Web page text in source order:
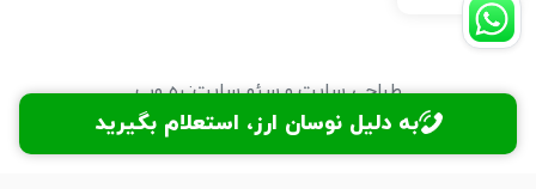
طراحی سایتوسئو سایت:ره وب
به دلیل نوسان ارز، استعلام بگیرید